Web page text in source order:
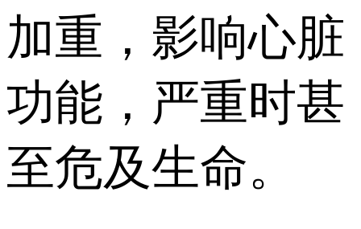
加重，影响心脏
功能，严重时甚
至危及生命。